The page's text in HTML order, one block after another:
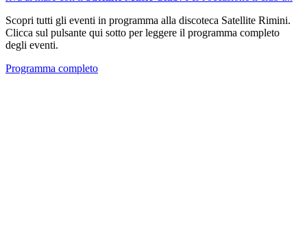
Scopri tutti gli eventi in programma alla discoteca Satellite Rimini.
Clicca sul pulsante qui sotto per leggere il programma completo
degli eventi.
Programma completo